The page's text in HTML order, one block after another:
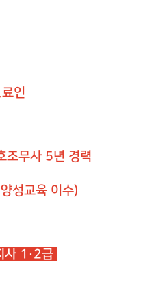
인
조무사 5년 경력
성교육 이수)
사 1·2급